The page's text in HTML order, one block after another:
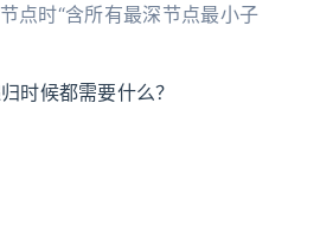
点时“含所有最深节点最小子
时候都需要什么？